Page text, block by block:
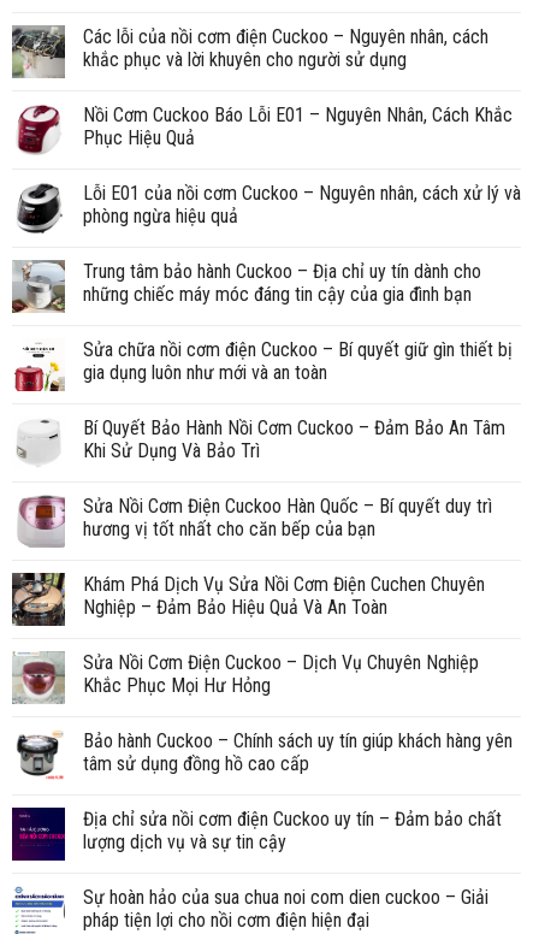
Các lỗi của nồi cơm điện Cuckoo – Nguyên nhân, cách
khắc phục và lời khuyên cho người sử dụng
Nồi Cơm Cuckoo Báo Lỗi E01 – Nguyên Nhân, Cách Khắc
Phục Hiệu Quả
Lỗi E01 của nồi cơm Cuckoo – Nguyên nhân, cách xử lý và
phòng ngừa hiệu quả
Trung tâm bảo hành Cuckoo – Địa chỉ uy tín dành cho
những chiếc máy móc đáng tin cậy của gia đình bạn
Sửa chữa nồi cơm điện Cuckoo – Bí quyết giữ gìn thiết bị
gia dụng luôn như mới và an toàn
Bí Quyết Bảo Hành Nồi Cơm Cuckoo – Đảm Bảo An Tâm
Khi Sử Dụng Và Bảo Trì
Sửa Nồi Cơm Điện Cuckoo Hàn Quốc – Bí quyết duy trì
hương vị tốt nhất cho căn bếp của bạn
Khám Phá Dịch Vụ Sửa Nồi Cơm Điện Cuchen Chuyên
Nghiệp – Đảm Bảo Hiệu Quả Và An Toàn
Sửa Nồi Cơm Điện Cuckoo – Dịch Vụ Chuyên Nghiệp
Khắc Phục Mọi Hư Hỏng
Bảo hành Cuckoo – Chính sách uy tín giúp khách hàng yên
tâm sử dụng đồng hồ cao cấp
Địa chỉ sửa nồi cơm điện Cuckoo uy tín – Đảm bảo chất
lượng dịch vụ và sự tin cậy
Sự hoàn hảo của sua chua noi com dien cuckoo – Giải
pháp tiện lợi cho nồi cơm điện hiện đại